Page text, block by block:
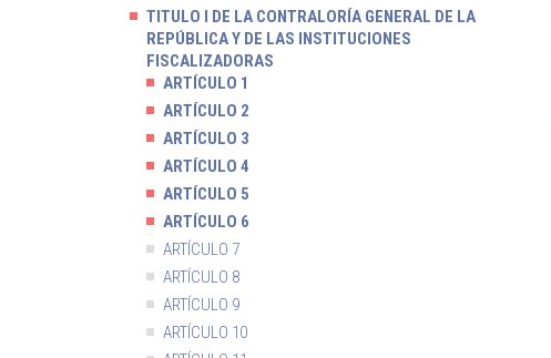
TITULO I DE LA CONTRALORÍA GENERAL DE LA
REPÚBLICA Y DE LAS INSTITUCIONES
FISCALIZADORAS
ARTÍCULO 1
ARTÍCULO 2
ARTÍCULO 3
ARTÍCULO 4
ARTÍCULO 5
ARTÍCULO 6
ARTÍCULO 7
ARTÍCULO 8
ARTÍCULO 9
ARTÍCULO 10